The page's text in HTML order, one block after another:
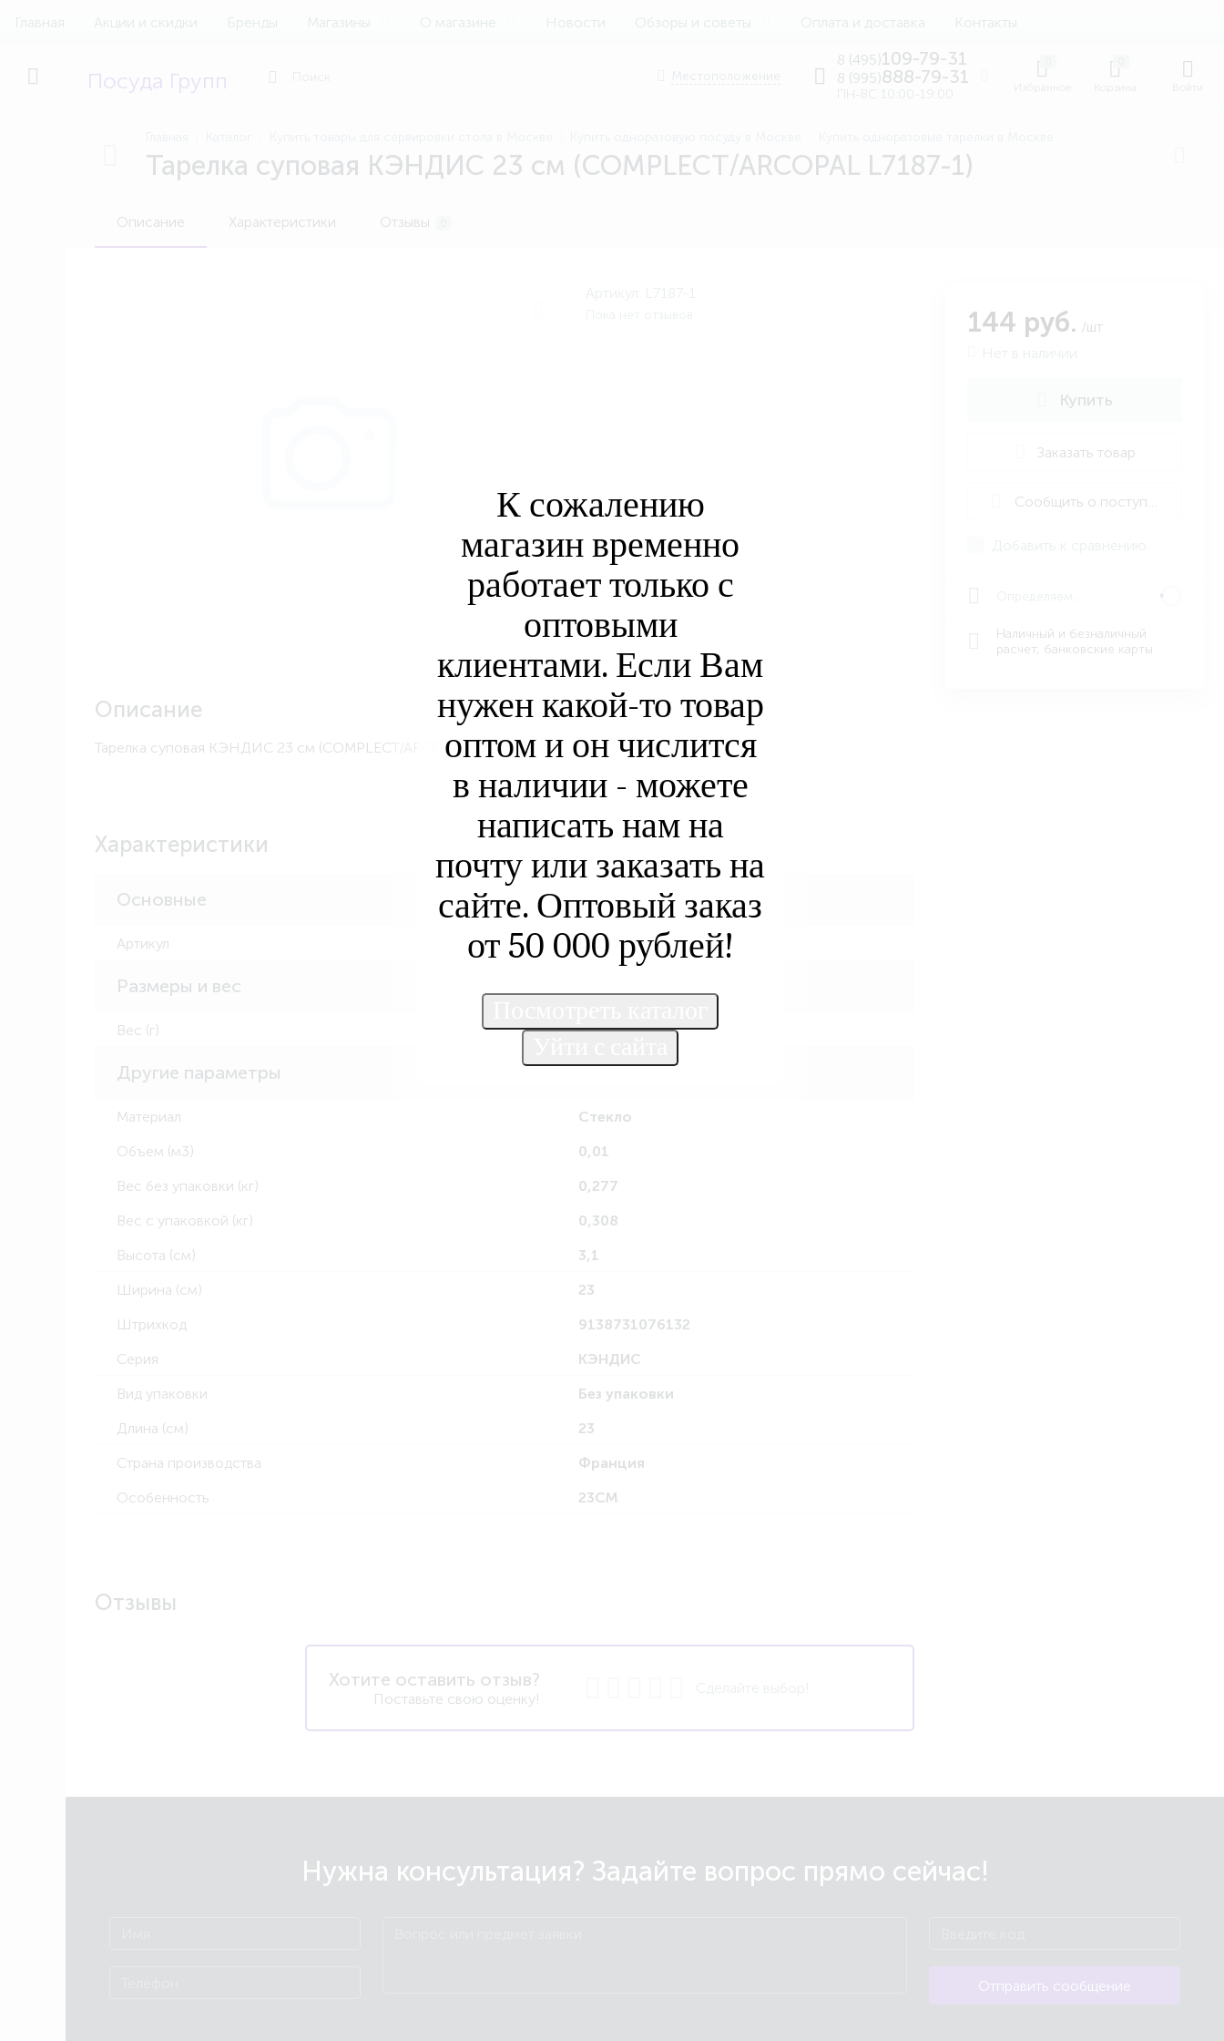
Главная Акции и скидки Бренды Магазины О магазине Новости Обзоры и советы Оплата и доставка Контакты
Посуда Групп Местоположение
8 (495)109-79-31
8 (995)888-79-31
ПН-ВС 10:00-19:00
Тарелка суповая КЭНДИС 23 см (COMPLECT/ARCOPAL L7187-1)
Описание Характеристики Отзывы
Описание
Тарелка суповая КЭНДИС 23 см (COMPLECT/ARCOPAL L7187-1)
Характеристики
Основные
Артикул L7187-1
Размеры и вес
Вес (г) 308
Другие параметры
Материал
Стекло
Объем (м3)
0,01
Вес без упаковки (кг)
0,277
Вес с упаковкой (кг)
0,308
Высота (см)
3,1
Ширина (см)
23
Штрихкод
9138731076132
Серия
КЭНДИС
Вид упаковки
Без упаковки
Длина (см)
23
Страна производства
Франция
Особенность
23СМ
144 руб. /шт
Купить
Заказать товар
Сообщить о поступлении
Наличный и безналичный
расчет, банковские карты
Отзывы
Хотите оставить отзыв?
Поставьте свою оценку!
Нужна консультация? Задайте вопрос прямо сейчас!
Отправить сообщение
К сожалению
магазин временно
работает только с
оптовыми
клиентами. Если Вам
нужен какой-то товар
оптом и он числится
в наличии - можете
написать нам на
почту или заказать на
сайте. Оптовый заказ
от 50 000 рублей!